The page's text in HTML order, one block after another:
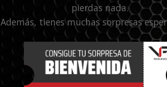
pierdas nada.
Además, tienes muchas sorpresas